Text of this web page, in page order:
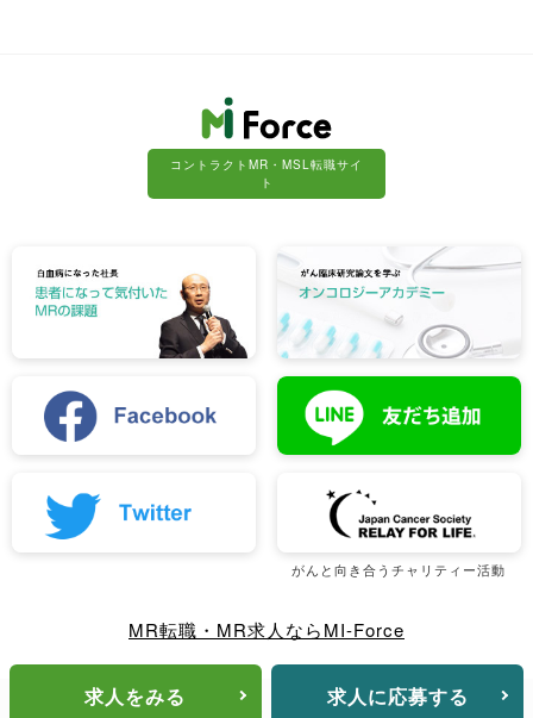
医療機器の運用中にトラブルが発生した際には、迅速か
つ適切な対応が求められます。
例えば、操作ミスや機器の不具合に対し、的確に原因を
は、顧客からの信頼を築く上で非常に重要となるスキル
の一つです。
継続的な学習意欲によって常に医療業界の知識や最新の
医療に関する情報を取り入れていく姿勢が求められま
す。
また、情報を収集するだけでなく、それらを実際の業務
に反映する柔軟性も合わせて求められるスキルです。
単なる営業職ではなく、医療現場の効率化や治療プロセ
スの改善のための医療コンサルタントのような要素も
そのため、製品の特長を伝えるだけでなく、顧客の課題
コントラクトMR・MSL転職サイ
ト
がんと向き合うチャリティー活動
MR転職・MR求人ならMI-Force
© 2022 - 2026 MI-Force, Inc.
求人をみる 求人に応募する